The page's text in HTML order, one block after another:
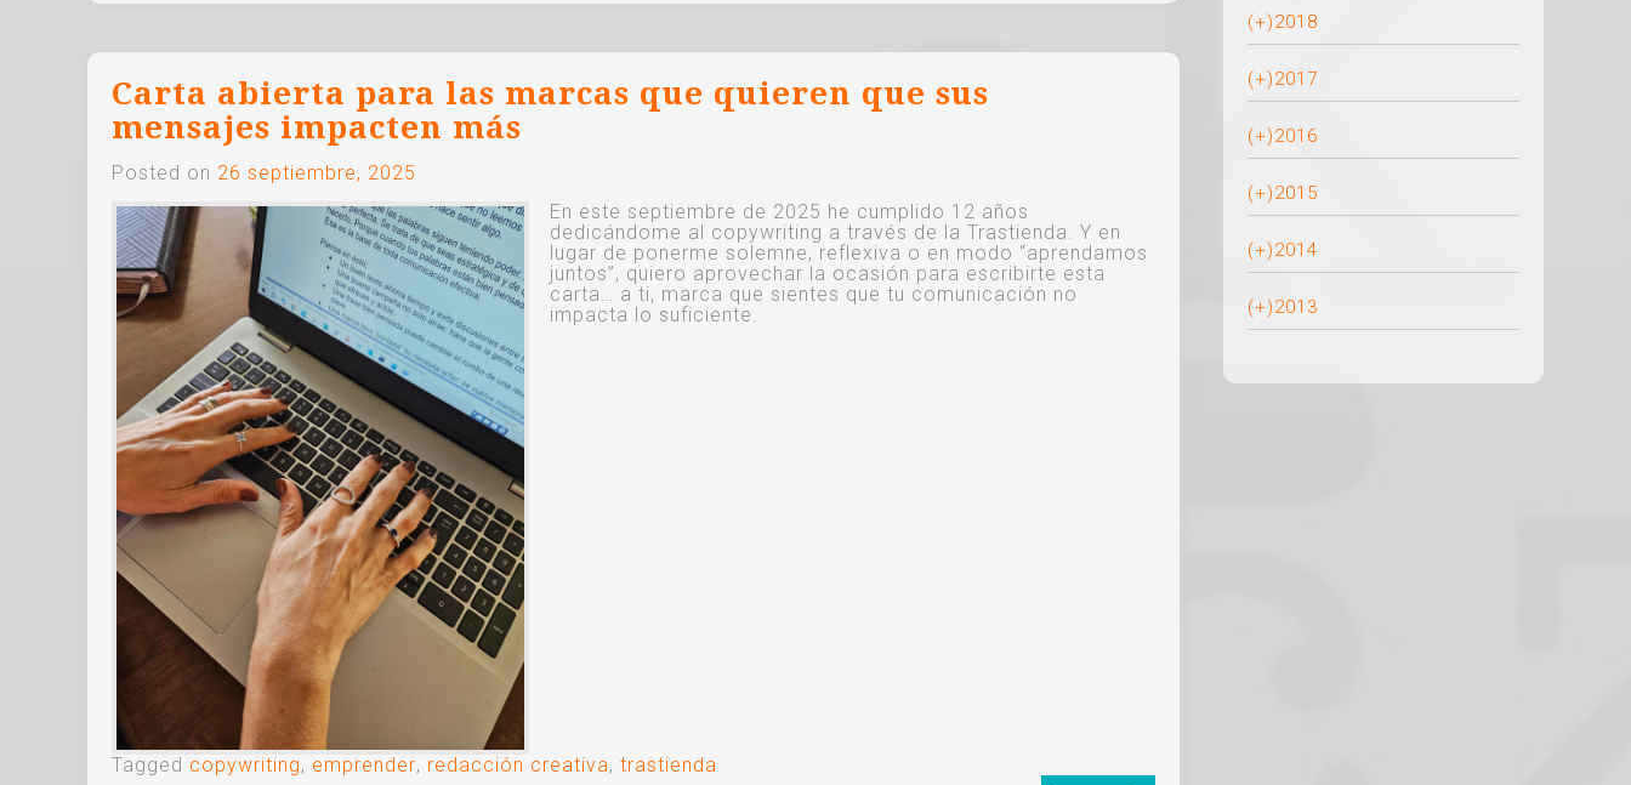
Carta abierta para las marcas que quieren que sus
mensajes impacten más
Posted on 26 septiembre, 2025
En este septiembre de 2025 he cumplido 12 años
dedicándome al copywriting a través de la Trastienda. Y en
lugar de ponerme solemne, reflexiva o en modo “aprendamos
juntos”, quiero aprovechar la ocasión para escribirte esta
carta… a ti, marca que sientes que tu comunicación no
impacta lo suficiente.
Tagged copywriting, emprender, redacción creativa, trastienda
(+)2018
(+)2017
(+)2016
(+)2015
(+)2014
(+)2013